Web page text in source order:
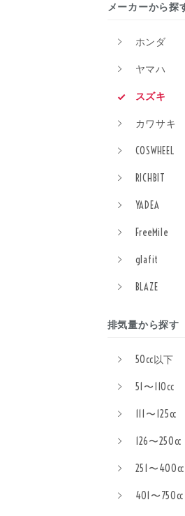
メーカーから探
ホンダ
ヤマハ
スズキ
カワサキ
COSWHEEL
RICHBIT
YADEA
FreeMile
glafit
BLAZE
排気量から探す
50cc以下
51〜110cc
111〜125cc
126〜250cc
251〜400cc
401〜750cc